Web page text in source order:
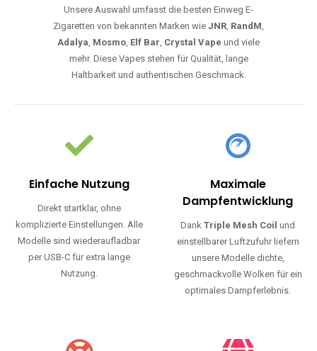
Unsere Auswahl umfasst die besten Einweg E-
Zigaretten von bekannten Marken wie JNR, RandM,
Adalya, Mosmo, Elf Bar, Crystal Vape und viele
mehr. Diese Vapes stehen für Qualität, lange
Haltbarkeit und authentischen Geschmack.
Einfache Nutzung
Direkt startklar, ohne
komplizierte Einstellungen. Alle
Modelle sind wiederaufladbar
per USB-C für extra lange
Nutzung.
Maximale
Dampfentwicklung
DankTriple Mesh Coil und
einstellbarer Luftzufuhr liefern
unsere Modelle dichte,
geschmackvolle Wolken für ein
optimales Dampferlebnis.